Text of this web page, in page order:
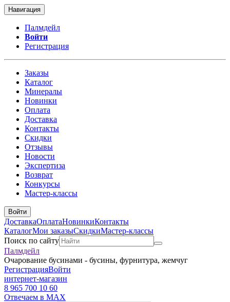
Навигация
Палмдейл
Войти
Регистрация
Заказы
Каталог
Минералы
Новинки
Оплата
Доставка
Контакты
Скидки
Отзывы
Новости
Экспертиза
Возврат
Конкурсы
Мастер-классы
Войти
ДоставкаОплатаНовинкиКонтакты
КаталогМои заказыСкидкиМастер-классы
Поиск по сайту
Палмдейл
Очарование бусинами - бусины, фурнитура, жемчуг
РегистрацияВойти
интернет-магазин
8 965 700 10 60
Отвечаем в MAX